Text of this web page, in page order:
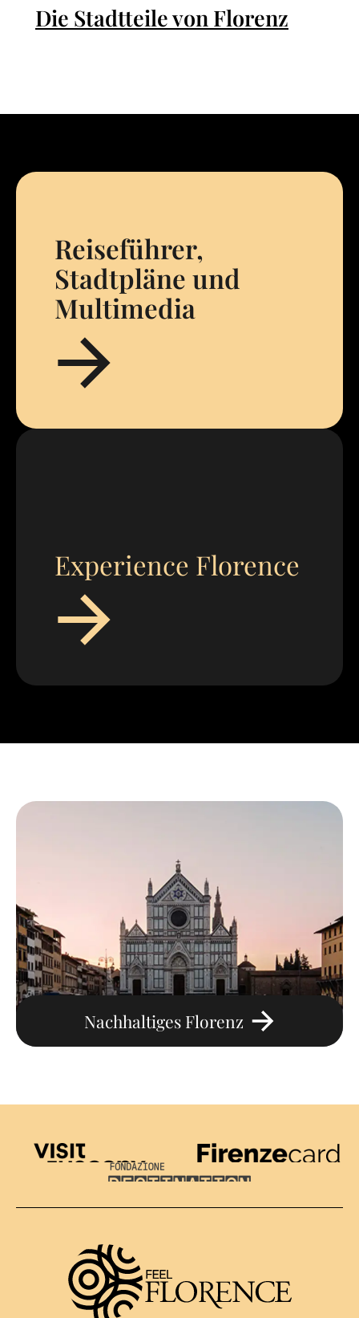
Die Stadtteile von Florenz
Reiseführer,
Stadtpläne und
Multimedia
Experience Florence
Nachhaltiges Florenz
Visit Tuscany
Firenze Card
Destination Florence